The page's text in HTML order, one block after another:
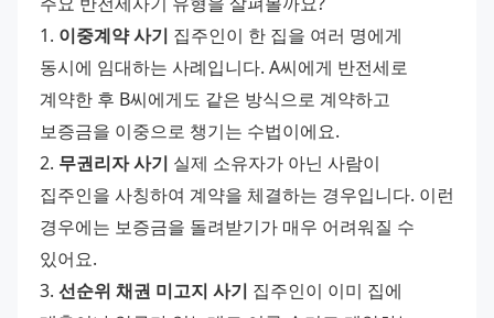
1. 이중계약 사기 집주인이 한 집을 여러 명에게
동시에 임대하는 사례입니다. A씨에게 반전세로
계약한 후 B씨에게도 같은 방식으로 계약하고
보증금을 이중으로 챙기는 수법이에요.
2. 무권리자 사기 실제 소유자가 아닌 사람이
집주인을 사칭하여 계약을 체결하는 경우입니다. 이런
경우에는 보증금을 돌려받기가 매우 어려워질 수
있어요.
3. 선순위 채권 미고지 사기 집주인이 이미 집에